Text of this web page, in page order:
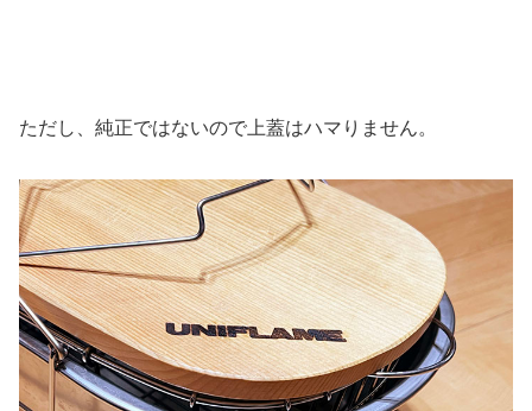
ただし、純正ではないので上蓋はハマりません。